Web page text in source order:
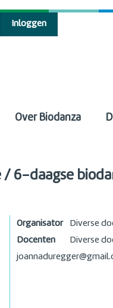
Inloggen
Over Biodanza
/ 6-daagse
Organisator
Diverse
Docenten
Diverse